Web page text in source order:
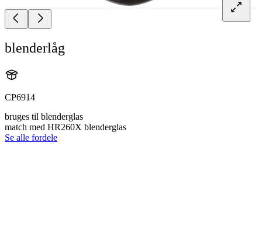
blenderlåg
CP6914
bruges til blenderglas
match med HR260X blenderglas
Se alle fordele